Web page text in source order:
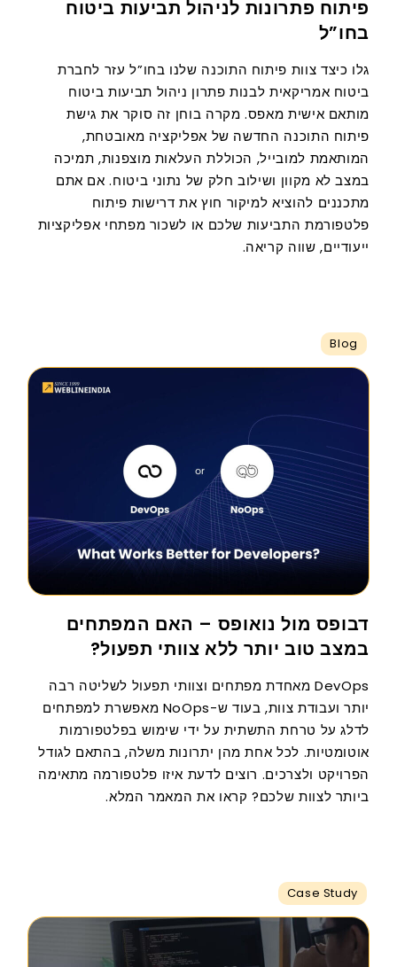
פיתוח פתרונות לניהול תביעות ביטוח
בחו”ל
גלו כיצד צוות פיתוח התוכנה שלנו בחו”ל עזר לחברת
ביטוח אמריקאית לבנות פתרון ניהול תביעות ביטוח
מותאם אישית מאפס. מקרה בוחן זה סוקר את גישת
פיתוח התוכנה החדשה של אפליקציה מאובטחת,
המותאמת למובייל, הכוללת העלאות מוצפנות, תמיכה
במצב לא מקוון ושילוב חלק של נתוני ביטוח. אם אתם
מתכננים להוציא למיקור חוץ את דרישות פיתוח
פלטפורמת התביעות שלכם או לשכור מפתחי אפליקציות
ייעודיים, שווה קריאה.
Blog
דבופס מול נואופס – האם המפתחים
במצב טוב יותר ללא צוותי תפעול?
DevOps מאחדת מפתחים וצוותי תפעול לשליטה רבה
יותר ועבודת צוות, בעוד ש-NoOps מאפשרת למפתחים
לדלג על טרחת התשתית על ידי שימוש בפלטפורמות
אוטומטיות. לכל אחת מהן יתרונות משלה, בהתאם לגודל
הפרויקט ולצרכים. רוצים לדעת איזו פלטפורמה מתאימה
ביותר לצוות שלכם? קראו את המאמר המלא.
Case Study